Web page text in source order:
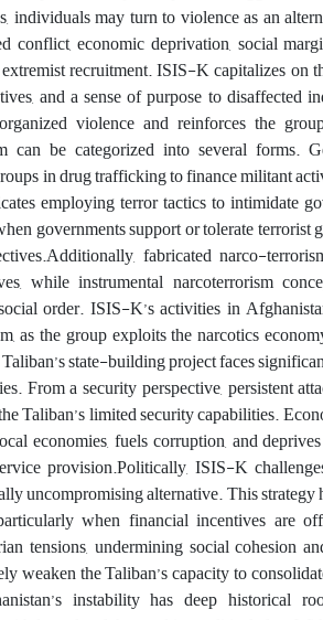
individuals may turn to violence as an
conflict, economic deprivation, social
recruitment. ISIS-K capitalizes on
and a sense of purpose to disaffected
violence and reinforces the
can be categorized into several forms.
in drug trafficking to finance militant
employing terror tactics to intimidate
governments support or tolerate terrorist
Additionally, fabricated narco-
while instrumental narcoterrorism
order. ISIS-K’s activities in
as the group exploits the narcotics
state-building project faces
From a security perspective, persistent
Taliban’s limited security capabilities.
economies, fuels corruption, and
provision.Politically, ISIS-K
uncompromising alternative. This strategy
when financial incentives are
tensions, undermining social cohesion
the Taliban’s capacity to
instability has deep historical